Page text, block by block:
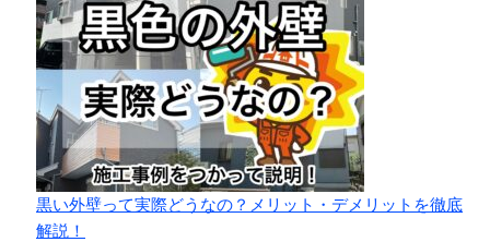
黒い外壁って実際どうなの？メリット・デメリットを徹底
解説！